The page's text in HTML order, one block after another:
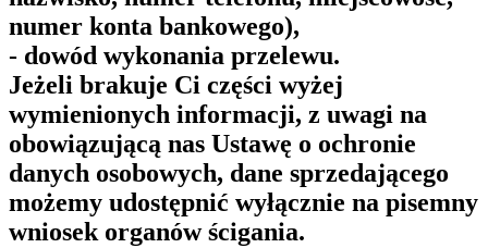
numer konta bankowego),
- dowód wykonania przelewu.
Jeżeli brakuje Ci części wyżej
wymienionych informacji, z uwagi na
obowiązującą nas Ustawę o ochronie
danych osobowych, dane sprzedającego
możemy udostępnić wyłącznie na pisemny
wniosek organów ścigania.